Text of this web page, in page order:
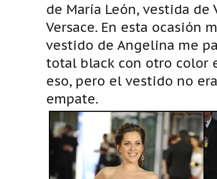
de María León, vestida
Versace. En esta ocasión
vestido de Angelina me
total black con otro color
eso, pero el vestido no
empate.